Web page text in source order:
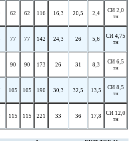
62 62 116 16,3 20,5 2,4
СИ 2,0
тн
77 77 142 24,3 26 5,6
СИ 4,75
тн
90 90 173 26 31 8,3
СИ 6,5
тн
105 105 190 30,3 32,5 13,5
СИ 8,5
тн
115 115 221 33 36 17,8
СИ 12,0
тн